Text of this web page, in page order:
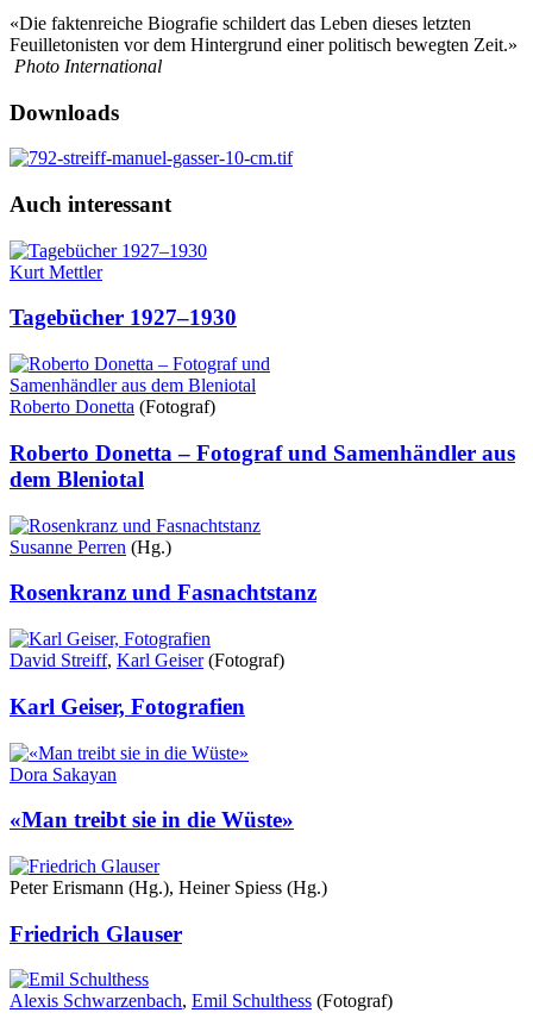
«Die faktenreiche Biografie schildert das Leben dieses letzten
Feuilletonisten vor dem Hintergrund einer politisch bewegten Zeit.»
Photo International
Downloads
Auch interessant
Kurt Mettler
Tagebücher 1927–1930
Roberto Donetta (Fotograf)
Roberto Donetta – Fotograf und Samenhändler aus
dem Bleniotal
Susanne Perren (Hg.)
Rosenkranz und Fasnachtstanz
David Streiff, Karl Geiser(Fotograf)
Karl Geiser, Fotografien
Dora Sakayan
«Man treibt sie in die Wüste»
Peter Erismann (Hg.), Heiner Spiess (Hg.)
Friedrich Glauser
Alexis Schwarzenbach, Emil Schulthess (Fotograf)